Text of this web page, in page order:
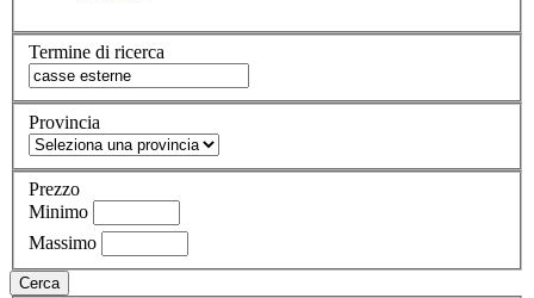
Termine di ricerca
Provincia
Prezzo
Minimo
Massimo
Cerca